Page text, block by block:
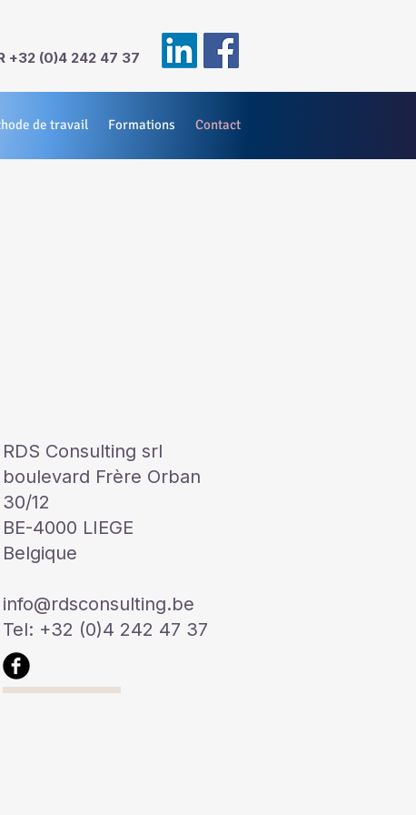
+32 (0)4 242 47 37
de travail Formations Contact
RDS Consulting srl
boulevard Frère Orban
30/12
BE-4000 LIEGE
Belgique
info@rdsconsulting.be
Tel: +32 (0)4 242 47 37